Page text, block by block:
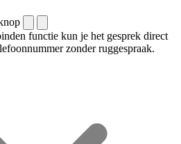
functie kun je het gesprek direct
zonder ruggespraak.